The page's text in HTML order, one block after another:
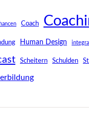
Coach
Human Design
Scheitern Schulden